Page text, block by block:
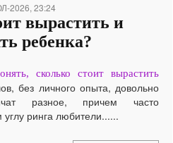
2026, 23:24
вырастить и
ребенка?
сколько стоит вырастить
без личного опыта, довольно
разное, причем часто
ринга любители......